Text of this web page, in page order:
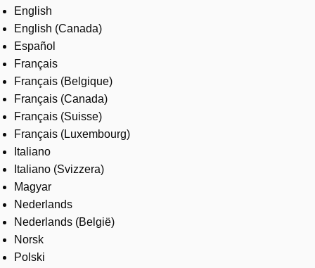
Careers
English
English (Canada)
Español
Français
Français (Belgique)
Français (Canada)
Français (Suisse)
Français (Luxembourg)
Italiano
Italiano (Svizzera)
Magyar
Nederlands
Nederlands (België)
Norsk
Polski